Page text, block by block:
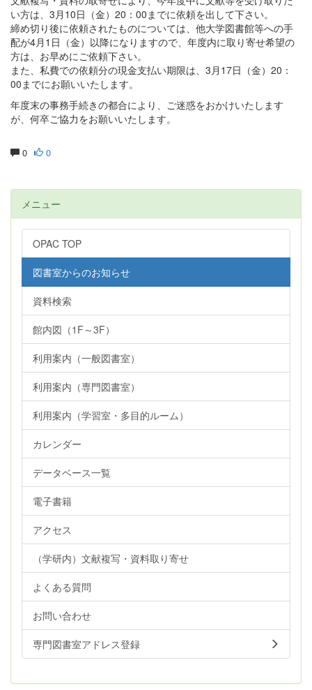
い方は、3月10日（金）20：00までに依頼を出して下さい。
締め切り後に依頼されたものについては、他大学図書館等への手
配が4月1日（金）以降になりますので、年度内に取り寄せ希望の
方は、お早めにご依頼下さい。
また、私費での依頼分の現金支払い期限は、3月17日（金）20：
00までにお願いいたします。
年度末の事務手続きの都合により、ご迷惑をおかけいたします
が、何卒ご協力をお願いいたします。
0 0
メニュー
OPAC TOP
図書室からのお知らせ
資料検索
館内図（1F～3F）
利用案内（一般図書室）
利用案内（専門図書室）
利用案内（学習室・多目的ルーム）
カレンダー
データベース一覧
電子書籍
アクセス
（学研内）文献複写・資料取り寄せ
よくある質問
お問い合わせ
専門図書室アドレス登録